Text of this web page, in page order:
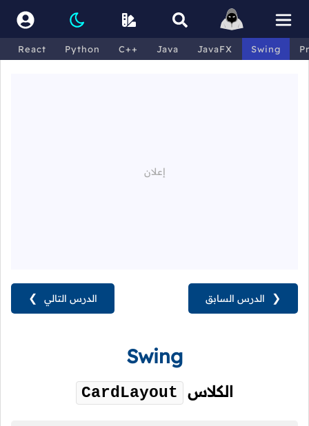
React Python C++ Java JavaFX Swing
الدرس التالي ❯ ❮ الدرس السابق
Swing
الكلاس CardLayout